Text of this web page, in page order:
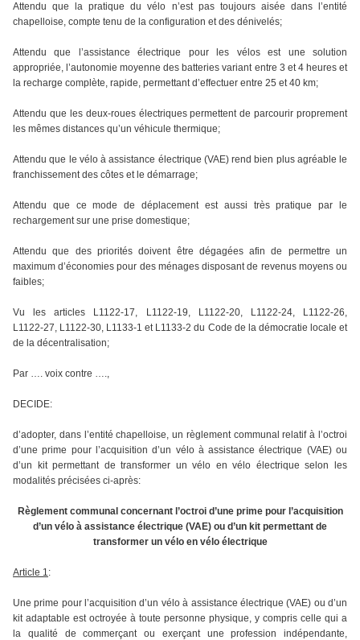
Attendu que la pratique du vélo n’est pas toujours aisée dans l’entité
chapelloise, compte tenu de la configuration et des dénivelés;
Attendu que l’assistance électrique pour les vélos est une solution
appropriée, l’autonomie moyenne des batteries variant entre 3 et 4 heures et
la recharge complète, rapide, permettant d’effectuer entre 25 et 40 km;
Attendu que les deux-roues électriques permettent de parcourir proprement
les mêmes distances qu’un véhicule thermique;
Attendu que le vélo à assistance électrique (VAE) rend bien plus agréable le
franchissement des côtes et le démarrage;
Attendu que ce mode de déplacement est aussi très pratique par le
rechargement sur une prise domestique;
Attendu que des priorités doivent être dégagées afin de permettre un
maximum d’économies pour des ménages disposant de revenus moyens ou
faibles;
Vu les articles L1122‑17, L1122‑19, L1122‑20, L1122‑24, L1122‑26,
L1122‑27, L1122‑30, L1133-1 et L1133-2 du Code de la démocratie locale et
de la décentralisation;
Par …. voix contre ….,
DECIDE:
d’adopter, dans l’entité chapelloise, un règlement communal relatif à l’octroi
d’une prime pour l’acquisition d’un vélo à assistance électrique (VAE) ou
d’un kit permettant de transformer un vélo en vélo électrique selon les
modalités précisées ci-après:
Règlement communal concernant l’octroi d’une prime pour l’acquisition
d’un vélo à assistance électrique (VAE) ou d’un kit permettant de
transformer un vélo en vélo électrique
Article 1:
Une prime pour l’acquisition d’un vélo à assistance électrique (VAE) ou d’un
kit adaptable est octroyée à toute personne physique, y compris celle qui a
la qualité de commerçant ou exerçant une profession indépendante,